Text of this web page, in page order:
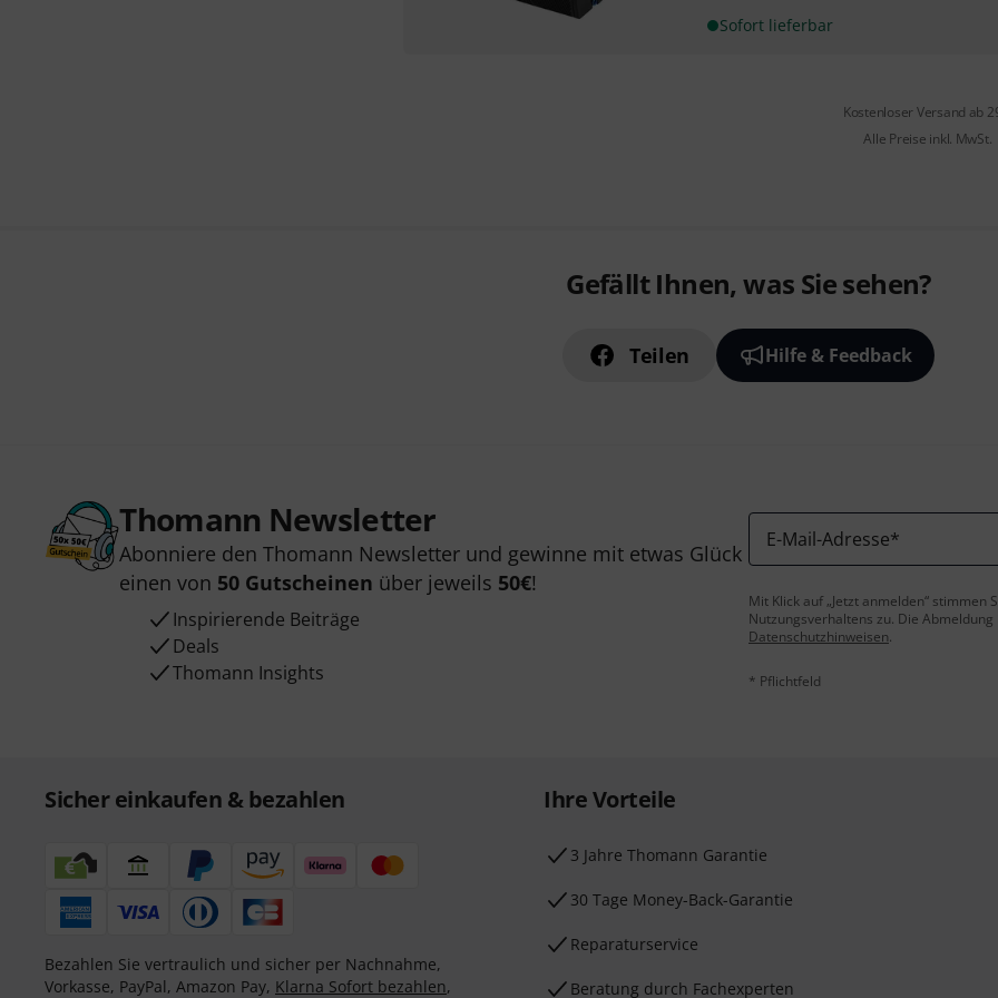
Sofort lieferbar
Kostenloser Versand ab
Alle Preise inkl. MwSt.
Gefällt Ihnen, was Sie sehen?
Teilen Hilfe & Feedback
Thomann Newsletter
Abonniere den Thomann Newsletter und gewinne mit etwas Glück
einen von 50 Gutscheinen über jeweils 50€!
Inspirierende Beiträge
Deals
Thomann Insights
E-Mail-Adresse*
Mit Klick auf „Jetzt anmelden“
Nutzungsverhaltens zu. Die
Datenschutzhinweisen.
* Pflichtfeld
Sicher einkaufen & bezahlen
Bezahlen Sie vertraulich und sicher per Nachnahme,
Vorkasse, PayPal, Amazon Pay, Klarna Sofort bezahlen,
Ihre Vorteile
3 Jahre Thomann Garantie
30 Tage Money-Back-Garantie
Reparaturservice
Beratung durch Fachexperten